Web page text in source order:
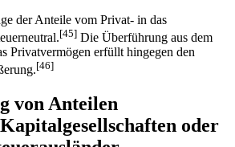
der Anteile vom Privat- in das
[45] Die Überführung aus dem
Privatvermögen erfüllt hingegen den
[46]
von Anteilen
oder